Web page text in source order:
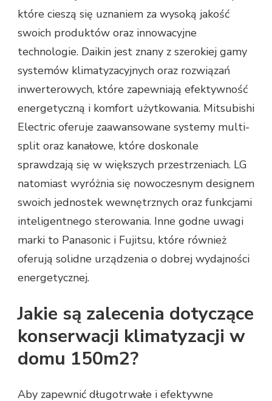
które cieszą się uznaniem za wysoką jakość
swoich produktów oraz innowacyjne
technologie. Daikin jest znany z szerokiej gamy
systemów klimatyzacyjnych oraz rozwiązań
inwerterowych, które zapewniają efektywność
energetyczną i komfort użytkowania. Mitsubishi
Electric oferuje zaawansowane systemy multi-
split oraz kanałowe, które doskonale
sprawdzają się w większych przestrzeniach. LG
natomiast wyróżnia się nowoczesnym designem
swoich jednostek wewnętrznych oraz funkcjami
inteligentnego sterowania. Inne godne uwagi
marki to Panasonic i Fujitsu, które również
oferują solidne urządzenia o dobrej wydajności
energetycznej.
Jakie są zalecenia dotyczące
konserwacji klimatyzacji w
domu 150m2?
Aby zapewnić długotrwałe i efektywne